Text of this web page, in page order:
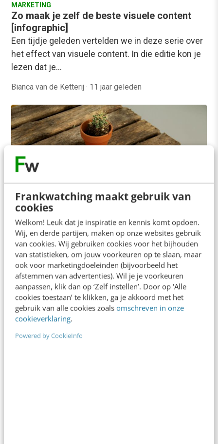
Frankwatching maakt gebruik van
cookies
Welkom! Leuk dat je inspiratie en kennis komt opdoen.
Wij, en derde partijen, maken op onze websites gebruik
van cookies. Wij gebruiken cookies voor het bijhouden
van statistieken, om jouw voorkeuren op te slaan, maar
ook voor marketingdoeleinden (bijvoorbeeld het
afstemmen van advertenties). Wil je je voorkeuren
aanpassen, klik dan op ‘Zelf instellen’. Door op ‘Alle
cookies toestaan’ te klikken, ga je akkoord met het
gebruik van alle cookies zoals omschreven in onze
cookieverklaring.
Powered by CookieInfo
MARKETING
Zo maak je zelf de beste visuele content
[infographic]
Een tijdje geleden vertelden we in deze serie over
het effect van visuele content. In die editie kon je
lezen dat je…
Bianca van de Ketterij · 11 jaar geleden
MARKETING
Zo bepaal je welke visuele middelen werken
voor jouw merk
Van beurskoersen checken in de trein, tot de niet-
aflatende stroom werkmailtjes, van warm
aanbevolen TED-Talks tot News Flash Alerts – de
moderne…
Fleur van Wijck & Serena Westra & Paul Schilp
geleden